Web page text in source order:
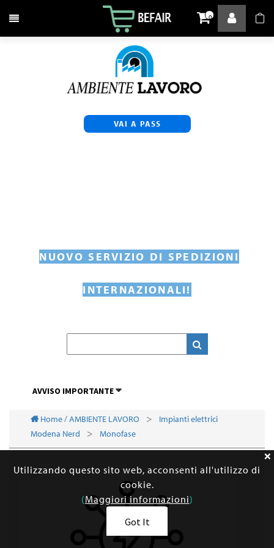
Attiva / disattiva la navigazione 0
VAI A PASS
NUOVO SERVIZIO DI SPEDIZIONI
INTERNAZIONALI!
AVVISO IMPORTANTE
Home / AMBIENTE LAVORO
Impianti elettrici
Modena Nerd
Monofase
Utilizzando questo sito web, acconsenti all'utilizzo di
cookie.
(Maggiori informazioni)
Got It